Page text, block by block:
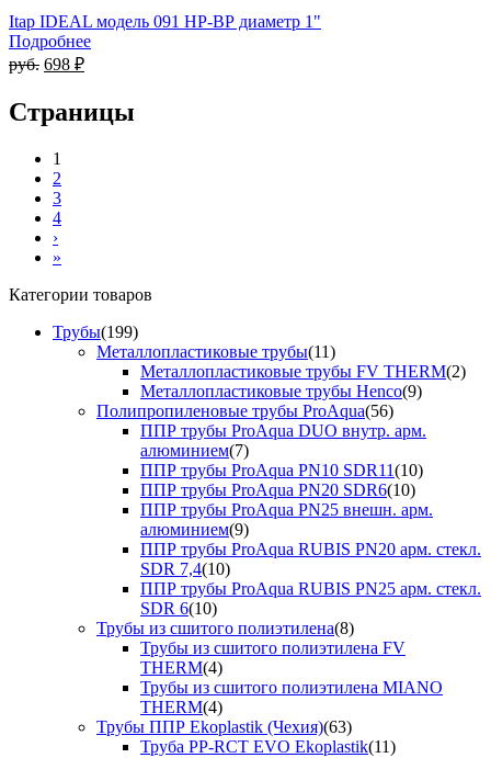
Itap IDEAL модель 091 НР-ВР диаметр 1"
Подробнее
руб. 698 ₽
Страницы
1
2
3
4
›
»
Категории товаров
Трубы(199)
Металлопластиковые трубы(11)
Металлопластиковые трубы FV THERM(2)
Металлопластиковые трубы Henco(9)
Полипропиленовые трубы ProAqua(56)
ППР трубы ProAqua DUO внутр. арм.
алюминием(7)
ППР трубы ProAqua PN10 SDR11(10)
ППР трубы ProAqua PN20 SDR6(10)
ППР трубы ProAqua PN25 внешн. арм.
алюминием(9)
ППР трубы ProAqua RUBIS PN20 арм. стекл.
SDR 7,4(10)
ППР трубы ProAqua RUBIS PN25 арм. стекл.
SDR 6(10)
Трубы из сшитого полиэтилена(8)
Трубы из сшитого полиэтилена FV
THERM(4)
Трубы из сшитого полиэтилена MIANO
THERM(4)
Трубы ППР Ekoplastik (Чехия)(63)
Труба PP-RCT EVO Ekoplastik(11)